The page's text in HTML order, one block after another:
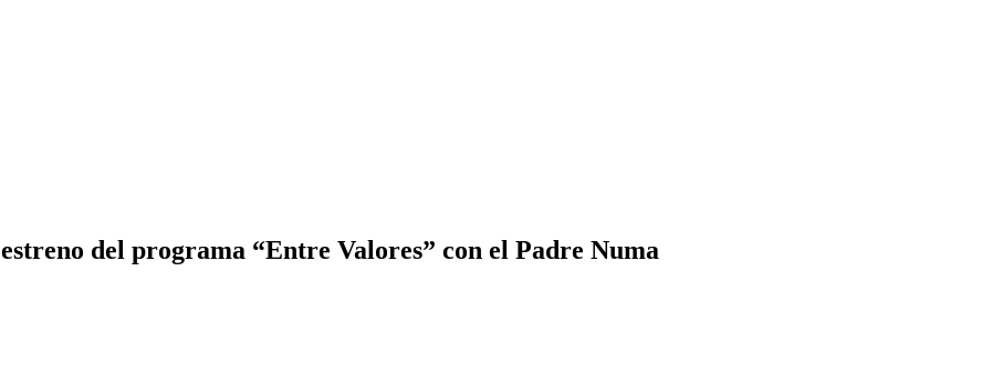
del programa “Entre Valores” con el Padre Numa